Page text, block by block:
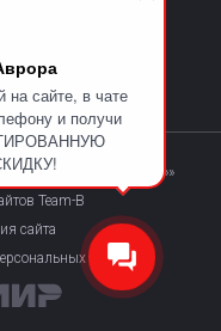
на сайте, в чате
и получи
«КУРОРТМАКС»»
Team-B
сайта
данных